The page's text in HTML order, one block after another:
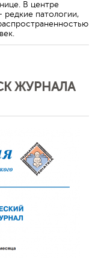
В центре
патологии,
ЖУРНАЛА